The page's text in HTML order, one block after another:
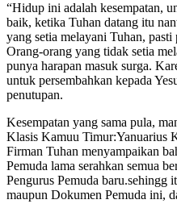
“Hidup ini adalah kesempatan,
baik, ketika Tuhan datang itu
yang setia melayani Tuhan,
Orang-orang yang tidak setia
punya harapan masuk surga.
untuk persembahkan kepada
penutupan.
Kesempatan yang sama pula,
Klasis Kamuu Timur:Yanuarius
Firman Tuhan menyampaikan
Pemuda lama serahkan semua
Pengurus Pemuda baru.sehingg
maupun Dokumen Pemuda ini,